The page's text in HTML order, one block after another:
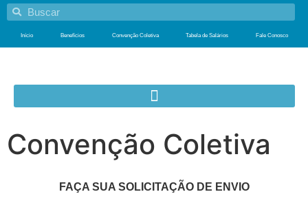
Início Benefícios Convenção Coletiva Tabela de Salários Fale Conosco
Convenção Coletiva
FAÇA SUA SOLICITAÇÃO DE ENVIO